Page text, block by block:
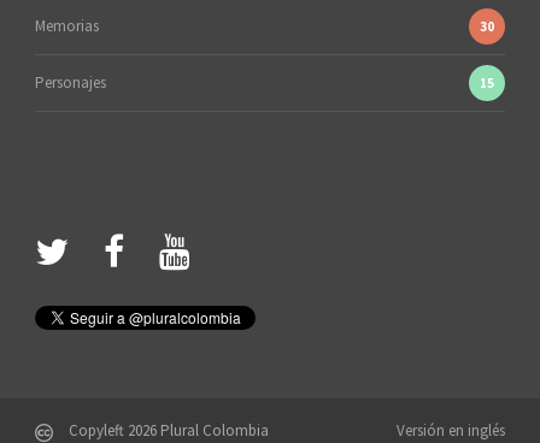
Memorias 30
Personajes 15
Copyleft 2026 Plural Colombia Versión en inglés